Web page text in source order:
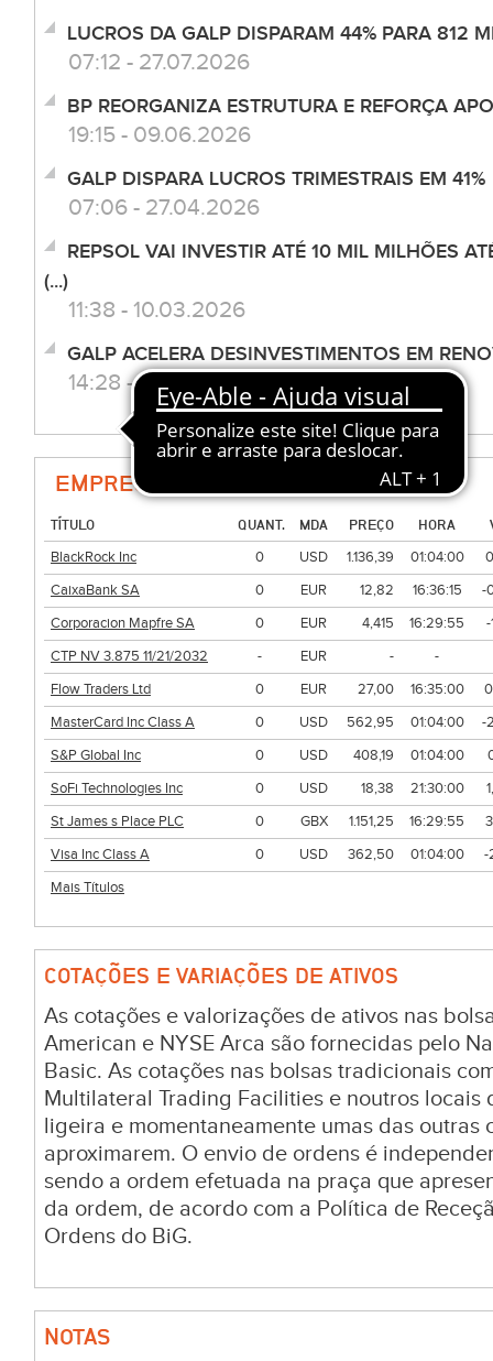
LUCROS DA GALP DISPARAM 44% PARA 812
07:12 - 27.07.2026
BP REORGANIZA ESTRUTURA E REFORÇA
19:15 - 09.06.2026
GALP DISPARA LUCROS TRIMESTRAIS EM 41%
07:06 - 27.04.2026
REPSOL VAI INVESTIR ATÉ 10 MIL MILHÕES
(...)
11:38 - 10.03.2026
GALP ACELERA DESINVESTIMENTOS EM
14:28 - 03.02.2026
EMPRESAS DO SECTOR (FINANCEIRO)
TÍTULO QUANT. MDA PREÇO HORA
BlackRock Inc
0 USD 1.136,39 01:04:00
CaixaBank SA
0 EUR 12,82 16:36:15
-
Corporacion Mapfre SA
0 EUR 4,415 16:29:55
-
CTP NV 3.875 11/21/2032
- EUR -
-
Flow Traders Ltd
0 EUR 27,00 16:35:00
MasterCard Inc Class A
0 USD 562,95 01:04:00
-
S&P Global Inc
0 USD 408,19 01:04:00
SoFi Technologies Inc
0 USD 18,38 21:30:00
St James s Place PLC
0 GBX 1.151,25 16:29:55
Visa Inc Class A
0 USD 362,50 01:04:00
-
Mais Títulos
COTAÇÕES E VARIAÇÕES DE ATIVOS
As cotações e valorizações de ativos nas
American e NYSE Arca são fornecidas pelo
Basic. As cotações nas bolsas tradicionais
Multilateral Trading Facilities e noutros
ligeira e momentaneamente umas das outras
aproximarem. O envio de ordens é
sendo a ordem efetuada na praça que
da ordem, de acordo com a Política de
Ordens do BiG.
NOTAS